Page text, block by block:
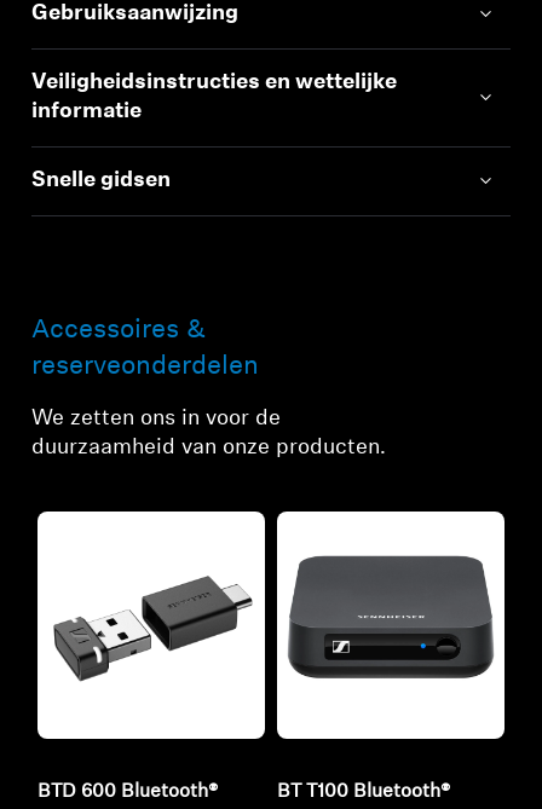
Gebruiksaanwijzing
Veiligheidsinstructies en wettelijke
informatie
Snelle gidsen
Accessoires &
reserveonderdelen
We zetten ons in voor de
duurzaamheid van onze producten.
BTD 600 Bluetooth®
BT T100 Bluetooth®